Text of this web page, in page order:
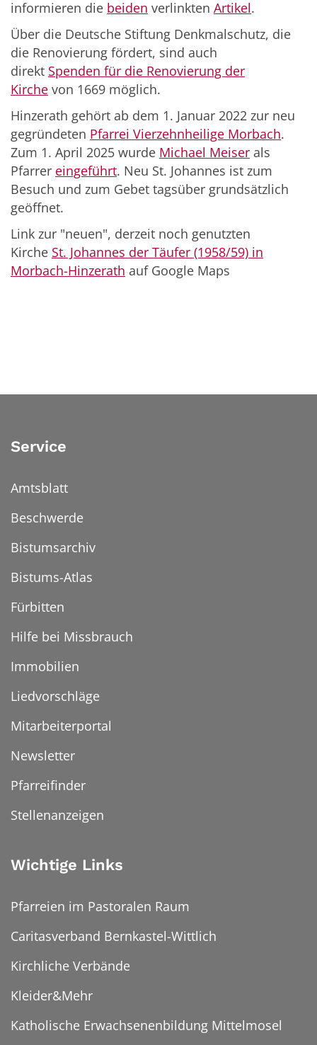
informieren die beiden verlinkten Artikel.
Über die Deutsche Stiftung Denkmalschutz, die
die Renovierung fördert, sind auch
direkt Spenden für die Renovierung der
Kirche von 1669 möglich.
Hinzerath gehört ab dem 1. Januar 2022 zur neu
gegründeten Pfarrei Vierzehnheilige Morbach.
Zum 1. April 2025 wurde Michael Meiser als
Pfarrer eingeführt. Neu St. Johannes ist zum
Besuch und zum Gebet tagsüber grundsätzlich
geöffnet.
Link zur "neuen", derzeit noch genutzten
Kirche St. Johannes der Täufer (1958/59) in
Morbach-Hinzerath auf Google Maps
Service
Amtsblatt
Beschwerde
Bistumsarchiv
Bistums-Atlas
Fürbitten
Hilfe bei Missbrauch
Immobilien
Liedvorschläge
Mitarbeiterportal
Newsletter
Pfarreifinder
Stellenanzeigen
Wichtige Links
Pfarreien im Pastoralen Raum
Caritasverband Bernkastel-Wittlich
Kirchliche Verbände
Kleider&Mehr
Katholische Erwachsenenbildung Mittelmosel